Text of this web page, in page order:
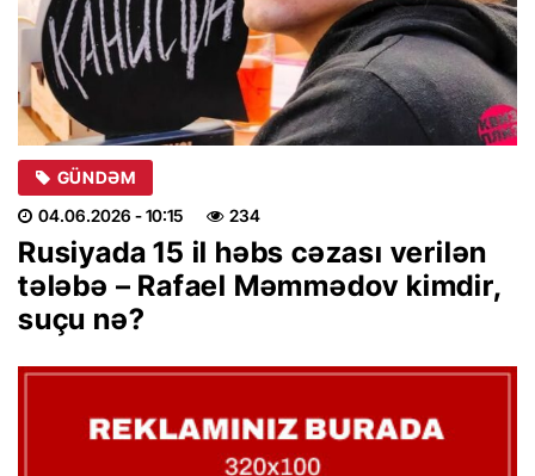
GÜNDƏM
04.06.2026 - 10:15 234
Rusiyada 15 il həbs cəzası verilən
tələbə – Rafael Məmmədov kimdir,
suçu nə?